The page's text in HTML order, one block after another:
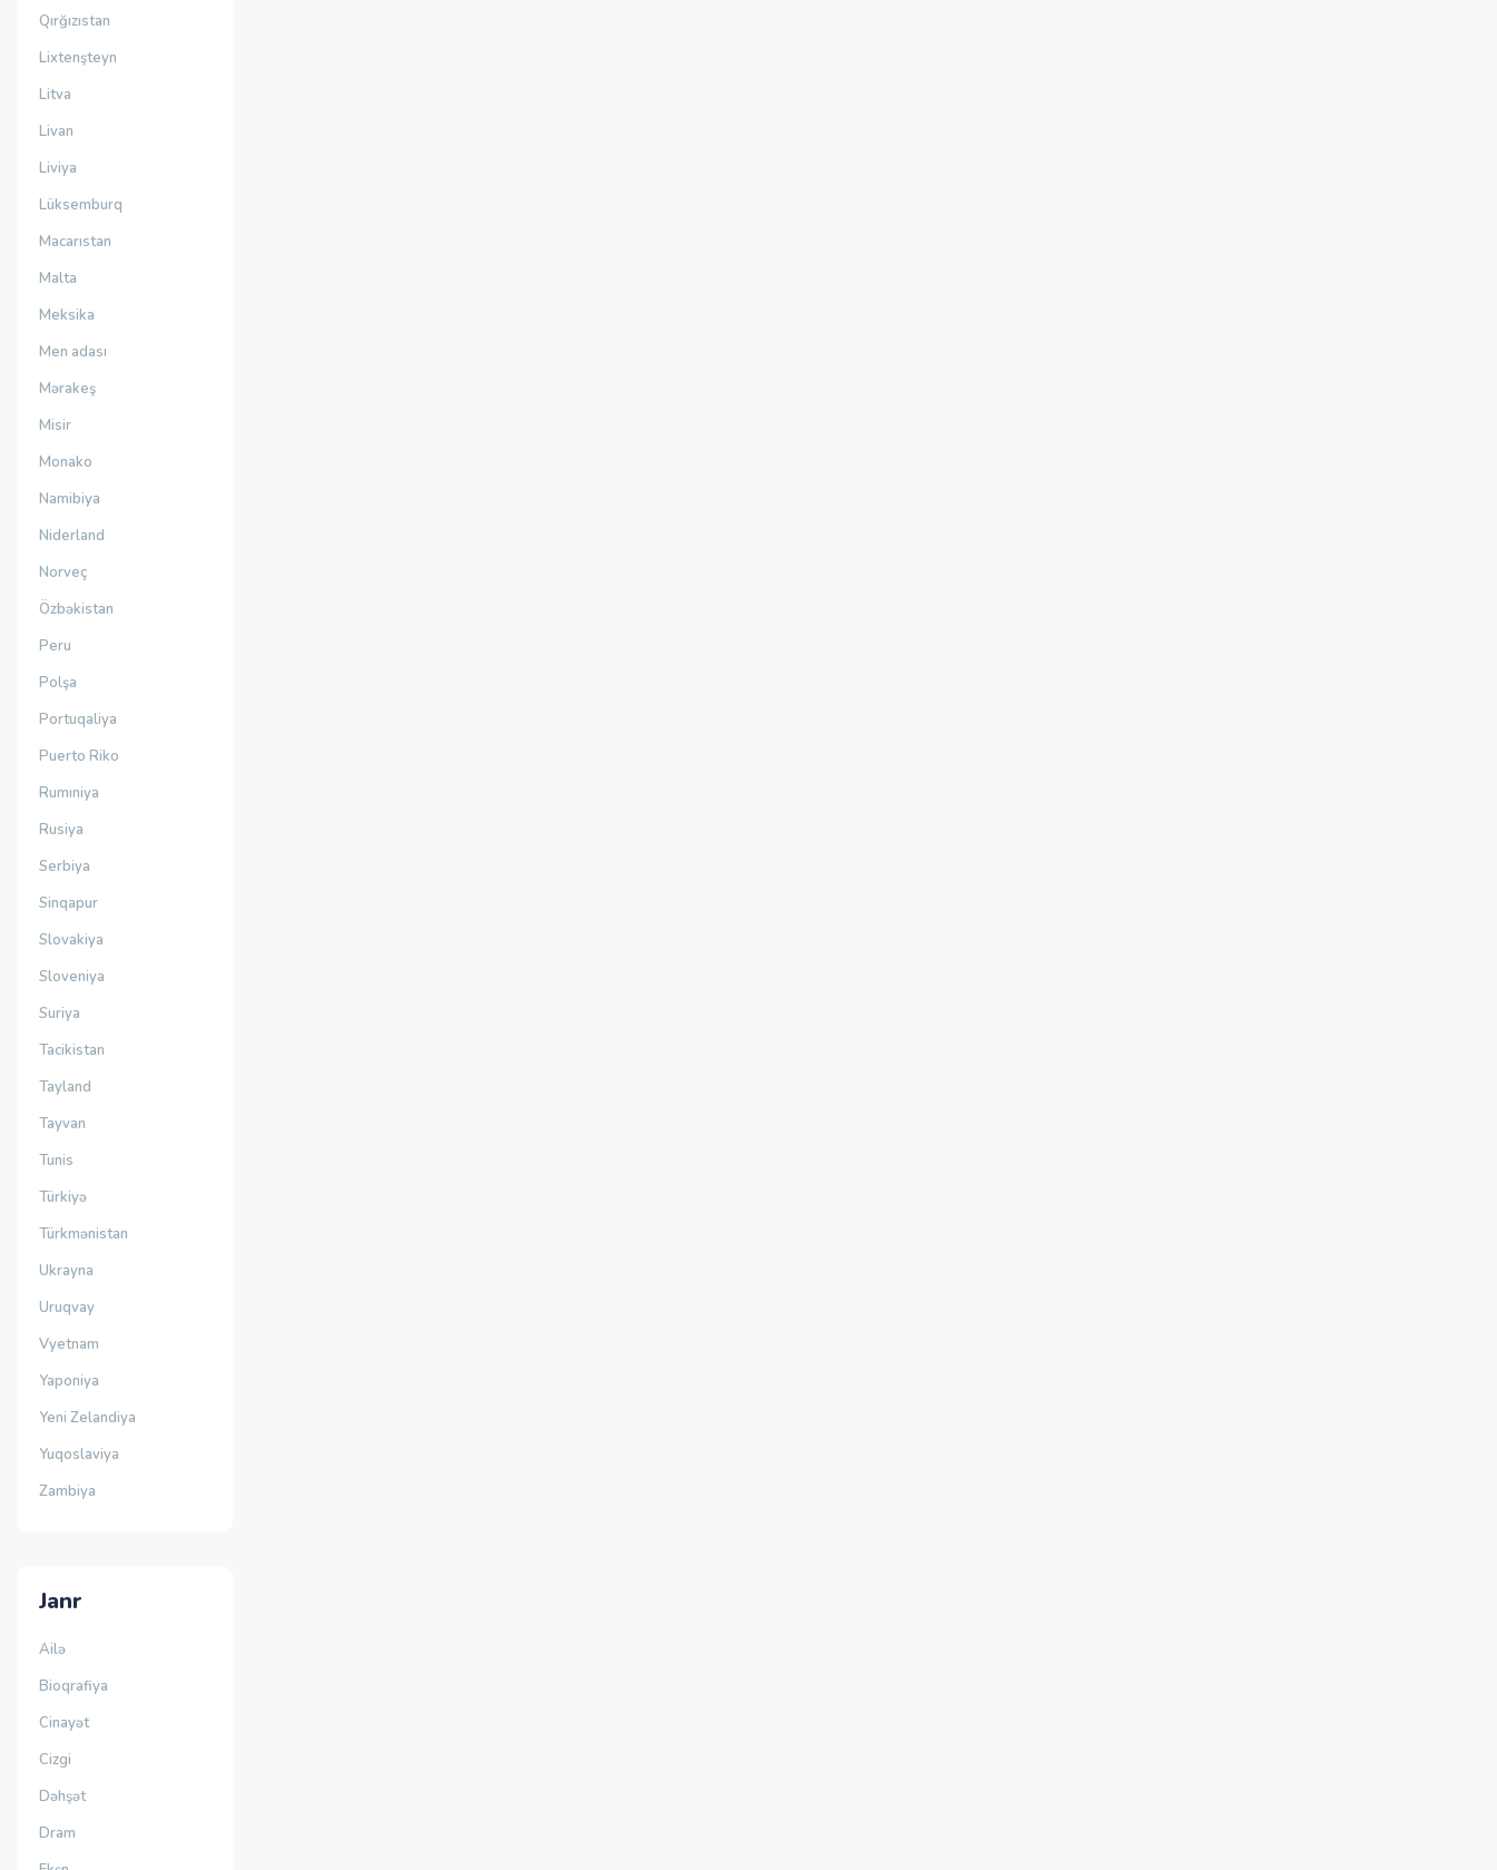
Qırğızıstan
Lixtenşteyn
Litva
Livan
Liviya
Lüksemburq
Macarıstan
Malta
Meksika
Men adası
Mərakeş
Misir
Monako
Namibiya
Niderland
Norveç
Özbəkistan
Peru
Polşa
Portuqaliya
Puerto Riko
Rumıniya
Rusiya
Serbiya
Sinqapur
Slovakiya
Sloveniya
Suriya
Tacikistan
Tayland
Tayvan
Tunis
Türkiyə
Türkmənistan
Ukrayna
Uruqvay
Vyetnam
Yaponiya
Yeni Zelandiya
Yuqoslaviya
Zambiya
Janr
Ailə
Bioqrafiya
Cinayət
Cizgi
Dəhşət
Dram